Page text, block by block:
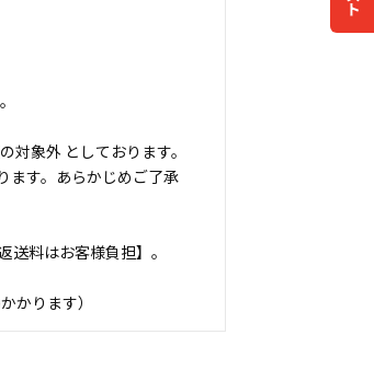
象外 としております。
ます。あらかじめご了承
料はお客様負担】。
かります）